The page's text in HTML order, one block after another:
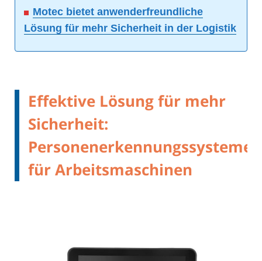
Motec bietet anwenderfreundliche
Lösung für mehr Sicherheit in der Logistik
Effektive Lösung für mehr
Sicherheit:
Personenerkennungssysteme
für Arbeitsmaschinen